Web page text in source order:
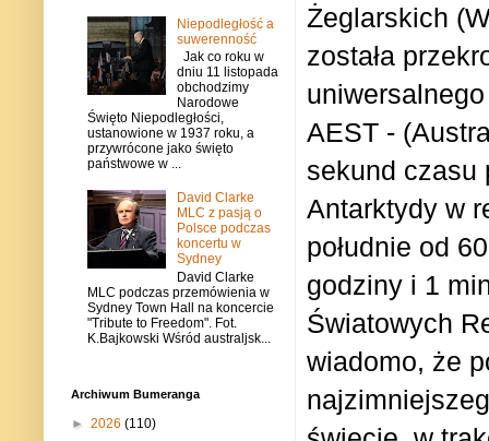
Żeglarskich
została
AEST -
sekund czasu
Antarktydy w
południe od
godziny i 1
Światowych
wiadomo, że
Niepodległość a
suwerenność
Jak co roku w
dniu 11 listopada
obchodzimy
Narodowe
Święto Niepodległości,
ustanowione w 1937 roku, a
przywrócone jako święto
państwowe w ...
David Clarke
MLC z pasją o
Polsce podczas
koncertu w
Sydney
David Clarke
MLC podczas przemówienia w
Sydney Town Hall na koncercie
"Tribute to Freedom". Fot.
K.Bajkowski Wśród australjsk...
Archiwum Bumeranga
► 2026 (110)